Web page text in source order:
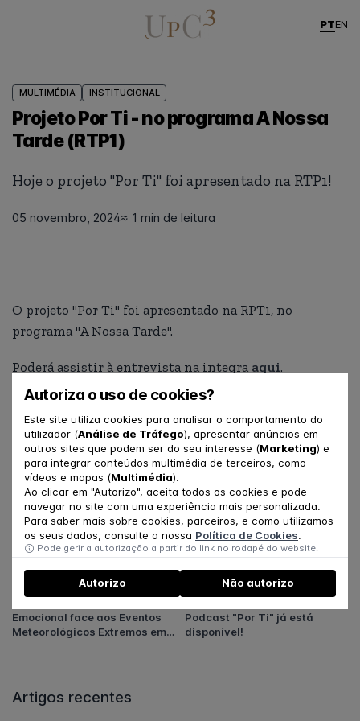
Autoriza o uso de cookies?
Este site utiliza cookies para analisar o comportamento do
utilizador (Análise de Tráfego), apresentar anúncios em
outros sites que podem ser do seu interesse (Marketing) e
para integrar conteúdos multimédia de terceiros, como
vídeos e mapas (Multimédia).
Ao clicar em "Autorizo", aceita todos os cookies e pode
navegar no site com uma experiência mais personalizada.
Para saber mais sobre cookies, parceiros, e como utilizamos
os seus dados, consulte a nossa Política de Cookies.
Pode gerir a autorização a partir do link no rodapé do website.
Autorizo Não autorizo
PTEN
MULTIMÉDIA INSTITUCIONAL
Projeto Por Ti - no programa A Nossa
Tarde (RTP1)
Hoje o projeto "Por Ti" foi apresentado na RTP1!
05 novembro, 2024≈ 1 min de leitura
O projeto "Por Ti" foi apresentado na RPT1, no
programa "A Nossa Tarde".
Poderá assistir à entrevista na integra aqui.
Artigos relacionados
Pais de Pequeninos – versão
Criança
Consultas Ancorar -
Ajustamento Emocional face
aos Eventos Meteorológicos
Extremos em Portugal
Emocional face aos Eventos
Meteorológicos Extremos em
Podcast "Por Ti" já está
disponível!
Artigos recentes